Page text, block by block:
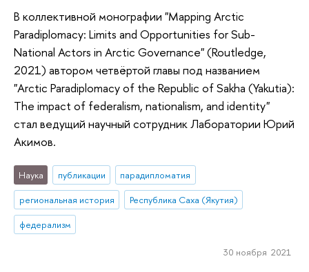
В коллективной монографии "Mapping Arctic
Paradiplomacy: Limits and Opportunities for Sub-
National Actors in Arctic Governance" (Routledge,
2021) автором четвёртой главы под названием
"Arctic Paradiplomacy of the Republic of Sakha (Yakutia):
The impact of federalism, nationalism, and identity"
стал ведущий научный сотрудник Лаборатории Юрий
Акимов.
Наука публикации
парадипломатия
региональная история
Республика Саха (Якутия)
федерализм
30 ноября 2021